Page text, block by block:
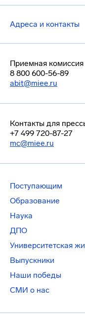
Адреса и контакты
Приемная комиссия
8 800 600-56-89
abit@miee.ru
Контакты для
+7 499 720-87-27
mc@miee.ru
Поступающим
Образование
Наука
ДПО
Университетская
Выпускники
Наши победы
СМИ о нас